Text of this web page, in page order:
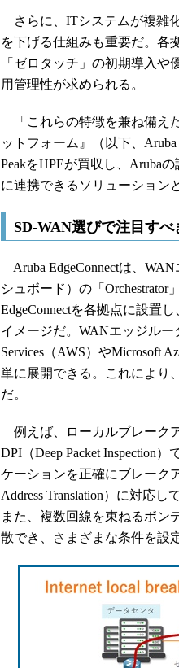
さらに、ITシステムが複雑
を下げる仕組みも重要だ。各
「ゼロタッチ」の初期導入
用管理性が求められる。
「これらの特徴を兼ね備え
ットフォーム』（以下、
PeakをHPEが買収し、Aruba
に連携できるソリューション
SD-WAN選びで注目すべ
Aruba EdgeConnectは、
シュボード）の「Orchestrator
EdgeConnectを各拠点に設置
イメージだ。WANエッジルー
Services（AWS）やMicrosoft
単に展開できる。これにより
だ。
例えば、ローカルブレーク
DPI（Deep Packet Inspection
ケーションを正確にブレーク
Address Translation）に対応
また、複数回線を束ねるボン
散でき、さまざまな条件を設